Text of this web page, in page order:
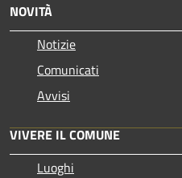
NOVITÀ
Notizie
Comunicati
Avvisi
VIVERE IL COMUNE
Luoghi